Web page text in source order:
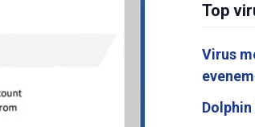
Top
Virus